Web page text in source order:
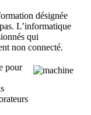
désignée
L’informatique
qui
non connecté.
pour